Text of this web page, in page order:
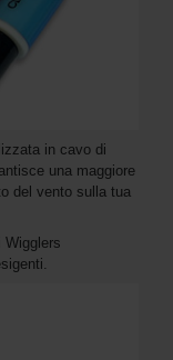
in cavo di
una maggiore
del vento sulla tua
Wigglers